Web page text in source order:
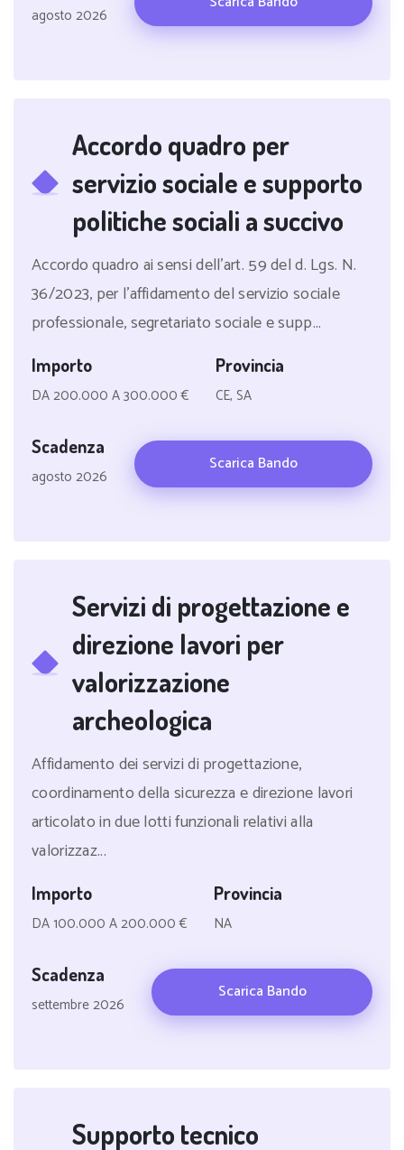
agosto 2026
Accordo quadro per
servizio sociale e supporto
politiche sociali a succivo
Accordo quadro ai sensi dell'art. 59 del d. Lgs. N.
36/2023, per l'affidamento del servizio sociale
professionale, segretariato sociale e supp...
Importo
DA 200.000 A 300.000 €
Provincia
CE, SA
Scadenza
agosto 2026
Scarica Bando
Servizi di progettazione e
direzione lavori per
valorizzazione
archeologica
Affidamento dei servizi di progettazione,
coordinamento della sicurezza e direzione lavori
articolato in due lotti funzionali relativi alla
valorizzaz...
Importo
DA 100.000 A 200.000 €
Provincia
NA
Scadenza
settembre 2026
Scarica Bando
Supporto tecnico